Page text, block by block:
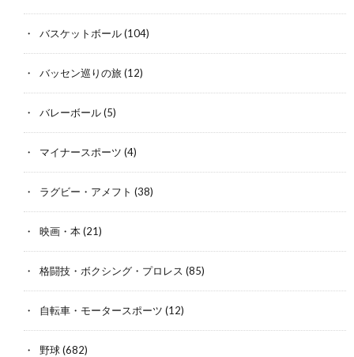
バスケットボール(104)
バッセン巡りの旅(12)
バレーボール(5)
マイナースポーツ (4)
ラグビー・アメフト (38)
映画・本(21)
格闘技・ボクシング・プロレス (85)
自転車・モータースポーツ (12)
野球(682)